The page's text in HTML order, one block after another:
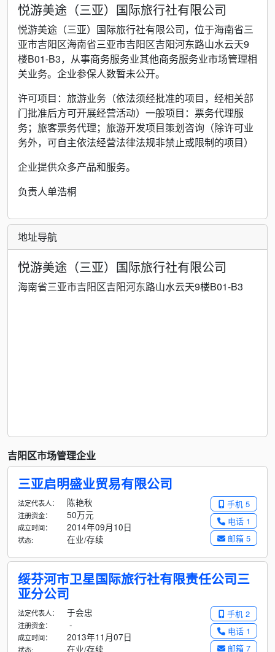
悦游美途（三亚）国际旅行社有限公司
悦游美途（三亚）国际旅行社有限公司，位于海南省三
亚市吉阳区海南省三亚市吉阳区吉阳河东路山水云天9
楼B01-B3，从事商务服务业其他商务服务业市场管理相
关业务。企业参保人数暂未公开。
许可项目：旅游业务（依法须经批准的项目，经相关部
门批准后方可开展经营活动）一般项目：票务代理服
务；旅客票务代理；旅游开发项目策划咨询（除许可业
务外，可自主依法经营法律法规非禁止或限制的项目）
企业提供众多产品和服务。
负责人单浩桐
地址导航
悦游美途（三亚）国际旅行社有限公司
海南省三亚市吉阳区吉阳河东路山水云天9楼B01-B3
吉阳区市场管理企业
三亚启明盛业贸易有限公司
手机 5
电话 1
邮箱 5
法定代表人： 陈艳秋
注册资金： 50万元
成立时间： 2014年09月10日
状态: 在业/存续
绥芬河市卫星国际旅行社有限责任公司三
亚分公司
手机 2
电话 1
邮箱 7
法定代表人： 于会忠
注册资金： -
成立时间： 2013年11月07日
状态: 在业/存续